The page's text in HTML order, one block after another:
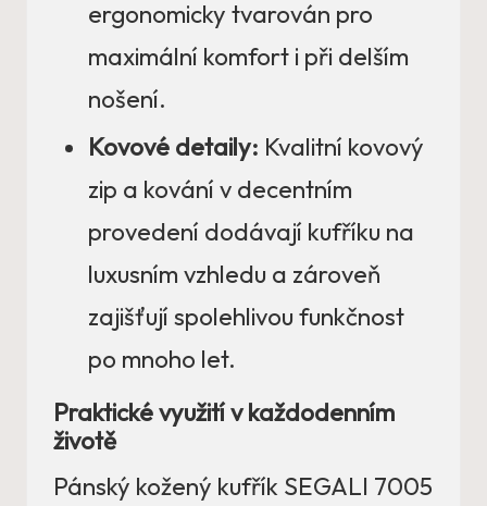
ergonomicky tvarován pro
maximální komfort i při delším
nošení.
Kovové detaily: Kvalitní kovový
zip a kování v decentním
provedení dodávají kufříku na
luxusním vzhledu a zároveň
zajišťují spolehlivou funkčnost
po mnoho let.
Praktické využití v každodenním
životě
Pánský kožený kufřík SEGALI 7005